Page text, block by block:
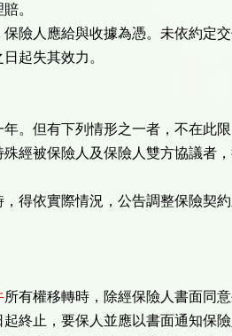
。
險人應給與收據為憑。未依約定
起失其效力。
。但有下列情形之一者，不在此限
經被保險人及保險人雙方協議者
得依實際情況，公告調整保險契
所有權移轉時，除經保險人書面同
終止，要保人並應以書面通知保險